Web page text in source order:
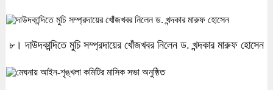
৮। দাউদকান্দিতে মুচি সম্প্রদায়ের খোঁজখবর নিলেন ড. খন্দকার মারুফ হোসেন